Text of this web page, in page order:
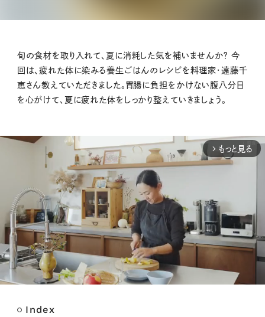
旬の食材を取り入れて、夏に消耗した気を補いませんか？ 今
回は、疲れた体に染みる養生ごはんのレシピを料理家・遠藤千
恵さん教えていただきました。胃腸に負担をかけない腹八分目
を心がけて、夏に疲れた体をしっかり整えていきましょう。
arrow_forward_ios もっと見る
Index